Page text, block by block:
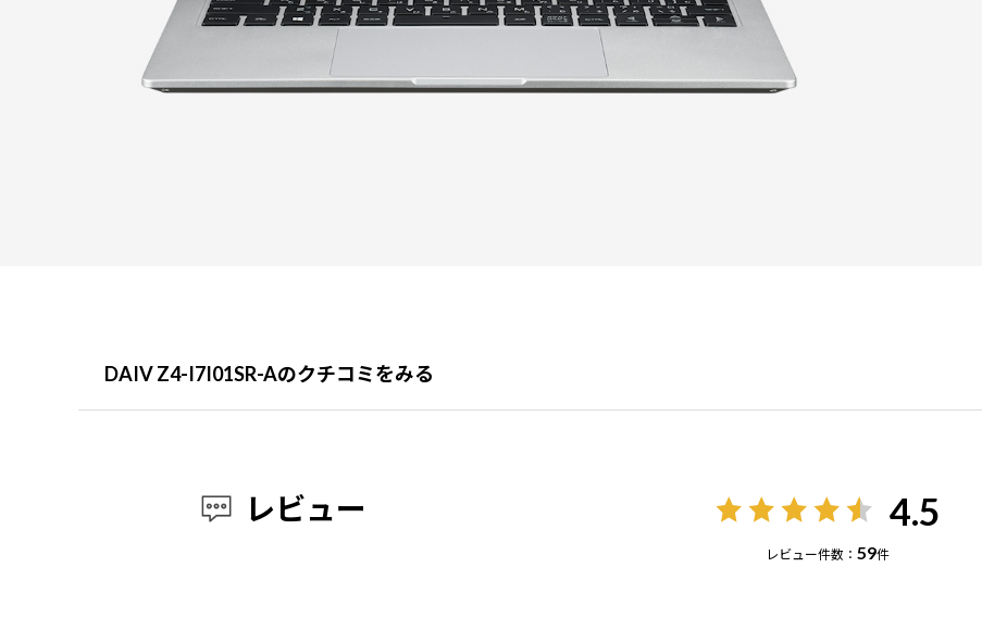
DAIV Z4-I7I01SR-Aのクチコミをみる
レビュー 4.5
レビュー件数： 59件